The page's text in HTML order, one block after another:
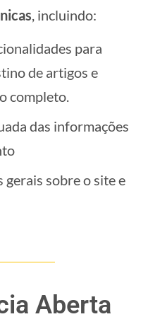
, incluindo:
para
de artigos e
completo.
das informações
gerais sobre o site e
Aberta